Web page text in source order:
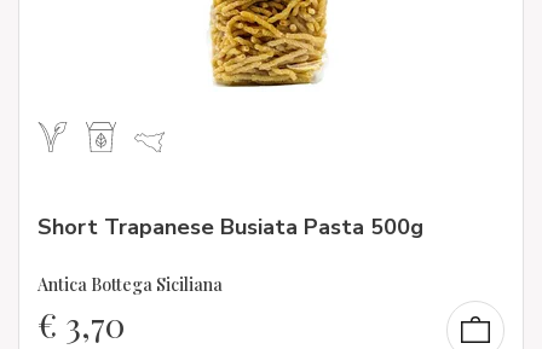
Short Trapanese Busiata Pasta 500g
Antica Bottega Siciliana
€ 3,70